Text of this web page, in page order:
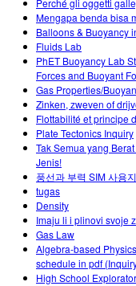
Perché gli oggetti
Mengapa benda bisa
Balloons & Buoyancy
Fluids Lab
PhET Buoyancy Lab
Forces and Buoyant
Gas Properties/
Zinken, zweven of
Flottabilité et principe
Plate Tectonics Inquiry
Tak Semua yang
Jenis!
풍선과 부력 SIM 사용
tugas
Density
Imaju li i plinovi svoje
Gas Law
Algebra-based
schedule in pdf
High School